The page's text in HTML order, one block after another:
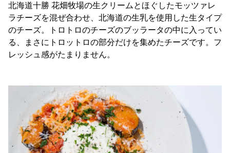
北海道十勝 花畑牧場の生クリームとほぐしたモッツァレ
ラチーズを混ぜ合わせ、北海道の生乳を使用した生タイプ
のチーズ。トロトロのチーズのブッラータの中に入ってい
る、まさにトロットロの部分だけを集めたチーズです。フ
レッシュ感がたまりません。